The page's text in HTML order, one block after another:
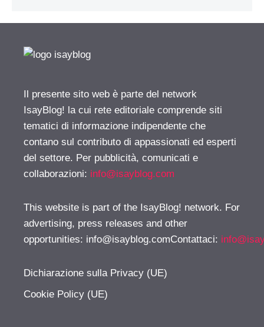
Il presente sito web è parte del network
IsayBlog! la cui rete editoriale comprende siti
tematici di informazione indipendente che
contano sul contributo di appassionati ed esperti
del settore. Per pubblicità, comunicati e
collaborazioni: info@isayblog.com
This website is part of the IsayBlog! network. For
advertising, press releases and other
opportunities: info@isayblog.comContattaci:
Dichiarazione sulla Privacy (UE)
Cookie Policy (UE)